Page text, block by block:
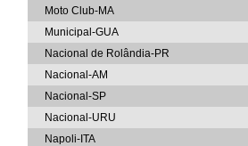
Moto Club-MA
Municipal-GUA
Nacional de Rolândia-PR
Nacional-AM
Nacional-SP
Nacional-URU
Napoli-ITA